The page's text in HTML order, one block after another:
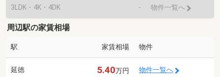
3LDK・4K・4DK - 物件一覧へ
周辺駅の家賃相場
駅 家賃相場 物件
延徳 5.40万円 物件一覧へ